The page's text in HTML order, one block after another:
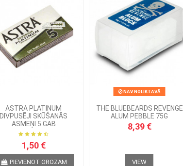
ASTRA PLATINUM
DIVPUSĒJI SKŪŠANĀS
ASMEŅI 5 GAB
1,50 €
PIEVIENOT GROZAM
NAV NOLIKTAVĀ
THE BLUEBEARDS REVENGE
ALUM PEBBLE 75G
8,39 €
VIEW